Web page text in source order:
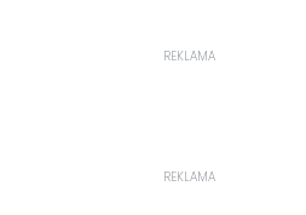
REKLAMA
REKLAMA